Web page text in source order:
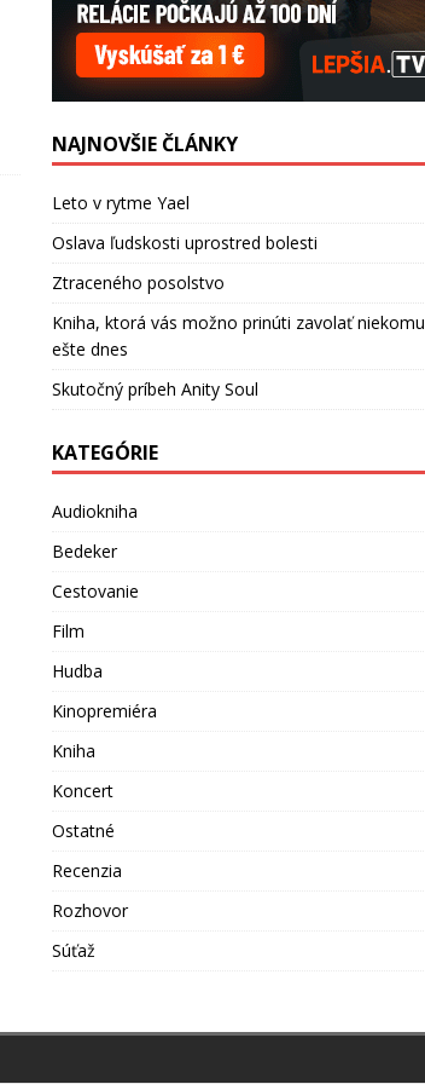
NAJNOVŠIE ČLÁNKY
Leto v rytme Yael
Oslava ľudskosti uprostred bolesti
Ztraceného posolstvo
Kniha, ktorá vás možno prinúti zavolať niekomu
ešte dnes
Skutočný príbeh Anity Soul
KATEGÓRIE
Audiokniha
Bedeker
Cestovanie
Film
Hudba
Kinopremiéra
Kniha
Koncert
Ostatné
Recenzia
Rozhovor
Súťaž